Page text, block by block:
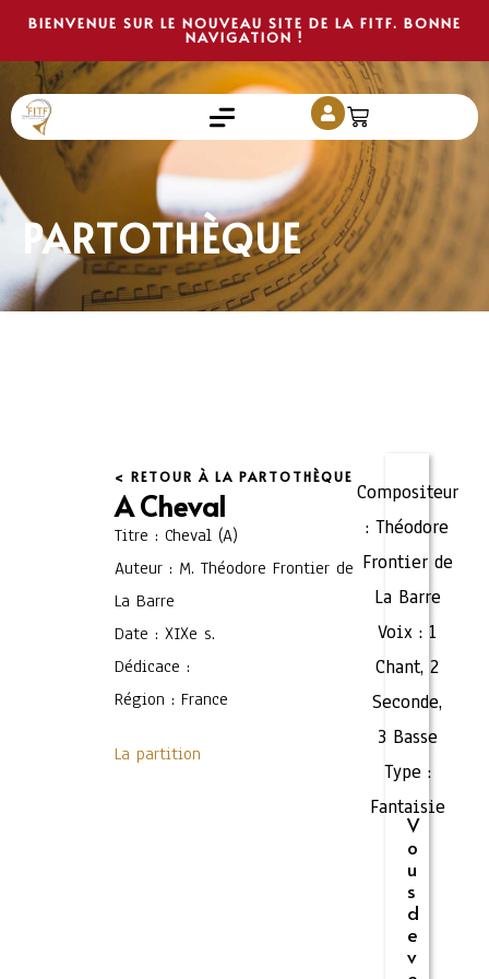
BIENVENUE SUR LE NOUVEAU SITE DE LA FITF. BONNE
NAVIGATION !
PARTOTHÈQUE
< RETOUR À LA PARTOTHÈQUE
A Cheval
Titre : Cheval (A)
Auteur : M. Théodore Frontier de
La Barre
Date : XIXe s.
Dédicace :
Région : France
La partition
Compositeur
: Théodore
Frontier de
La Barre
Voix : 1
Chant,2
Seconde,
3 Basse
Type :
Fantaisie
V
o
u
s
d
e
v